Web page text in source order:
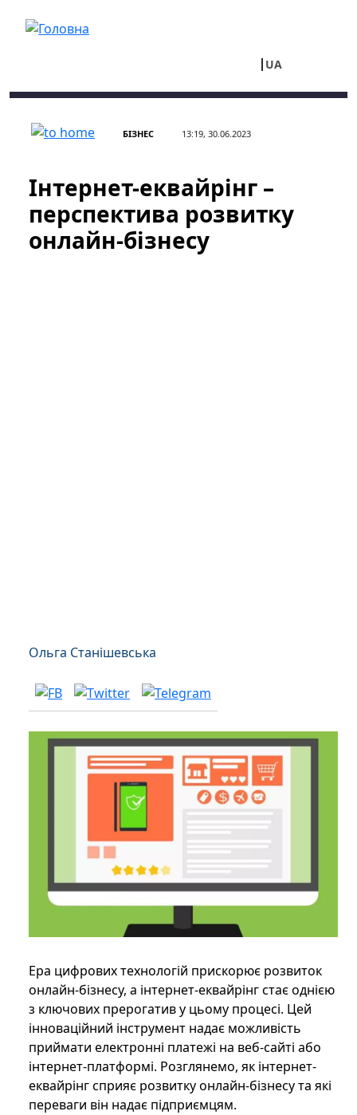
UA
БІЗНЕС 13:19, 30.06.2023
Інтернет-еквайрінг –
перспектива розвитку
онлайн-бізнесу
Ольга Станішевська
Ера цифрових технологій прискорює розвиток
онлайн-бізнесу, а інтернет-еквайрінг стає однією
з ключових прерогатив у цьому процесі. Цей
інноваційний інструмент надає можливість
приймати електронні платежі на веб-сайті або
інтернет-платформі. Розглянемо, як інтернет-
еквайрінг сприяє розвитку онлайн-бізнесу та які
переваги він надає підприємцям.